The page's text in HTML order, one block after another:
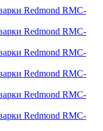
Redmond RMC-
Redmond RMC-
Redmond RMC-
Redmond RMC-
Redmond RMC-
Redmond RMC-